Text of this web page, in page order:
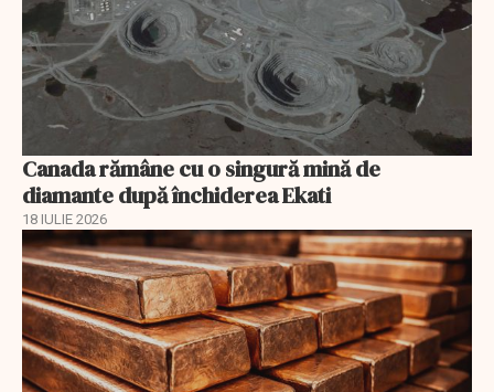
Canada rămâne cu o singură mină de
diamante după închiderea Ekati
18 IULIE 2026